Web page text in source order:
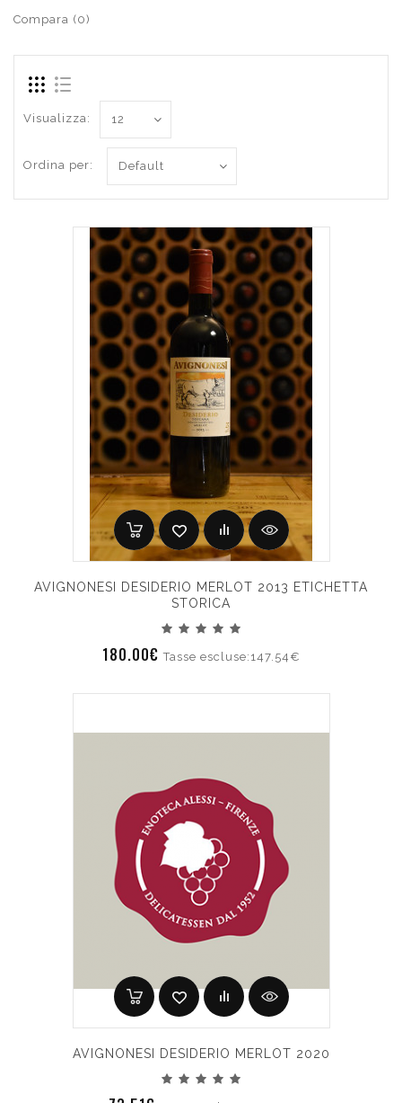
Compara (0)
Visualizza:
Ordina per:
AVIGNONESI DESIDERIO MERLOT 2013 ETICHETTA
STORICA
180.00€Tasse escluse:147.54€
AVIGNONESI DESIDERIO MERLOT 2020